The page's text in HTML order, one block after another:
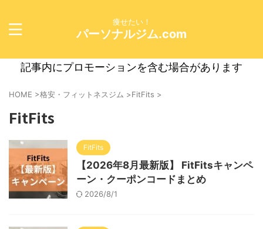
痩せたい！
パーソナルジム.com
記事内にプロモーションを含む場合があります
HOME >格安・フィットネスジム >FitFits >
FitFits
FitFits
【2026年8月最新版】 FitFitsキャンペ
ーン・クーポンコードまとめ
2026/8/1